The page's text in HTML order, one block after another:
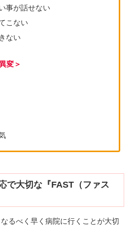
事が話せない
こない
ない
変＞
で大切な『FAST（ファス
るべく早く病院に行くことが大切